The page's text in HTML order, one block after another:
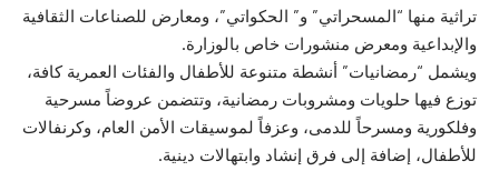
تراثية منها “المسحراتي” و” الحكواتي”، ومعارض للصناعات الثقافية
والإبداعية ومعرض منشورات خاص بالوزارة.
ويشمل “رمضانيات” أنشطة متنوعة للأطفال والفئات العمرية كافة،
توزع فيها حلويات ومشروبات رمضانية، وتتضمن عروضاً مسرحية
وفلكورية ومسرحاً للدمى، وعزفاً لموسيقات الأمن العام، وكرنفالات
للأطفال، إضافة إلى فرق إنشاد وابتهالات دينية.